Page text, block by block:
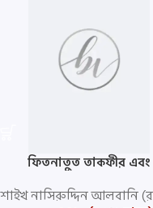
ফিতনাতুত তাকফীর এবং